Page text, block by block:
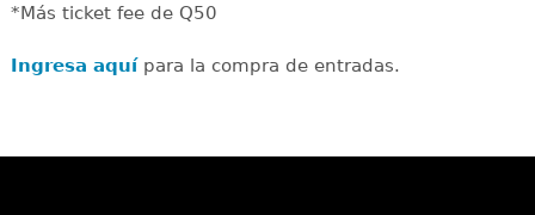
*Más ticket fee de Q50
Ingresa aquí para la compra de entradas.